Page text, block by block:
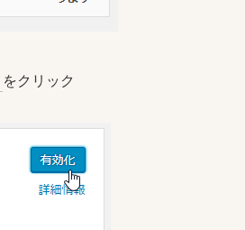
をクリック